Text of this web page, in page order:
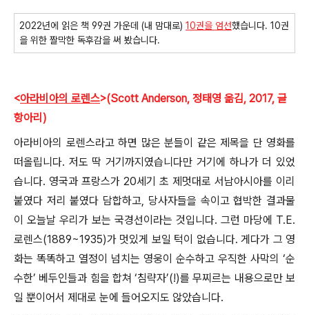
2022년에 읽은 책 99권 가운데 (내 맘대로) 10권을 엄선했습니다. 10권
을 위한 짤막한 독후감을 써 봤습니다.
<아라비아의 로렌스>(Scott Anderson, 정태영 옮김, 2017, 글
항아리)
아라비아의 로렌스라고 하면 많은 분들이 같은 제목을 단 영화를
떠올립니다. 저도 딱 거기까지였습니다만 거기에 하나가 더 있었
습니다. 영국과 프랑스가 20세기 초 제멋대로 서남아시아를 이리
붙였다 저리 붙였다 담합하고, 당사자들을 속이고 협박한 결과물
이 오늘날 우리가 보는 국경선이라는 것입니다. 그런 마당에 T.E.
로렌스(1889~1935)가 멋있게 보일 턱이 없습니다. 게다가 그 영
화는 똑똑하고 열정이 넘치는 영웅이 순수하고 우직한 사막의 ‘순
수한’ 베두인들과 힘을 합쳐 ‘침략자’(!)를 무찌르는 내용으로만 보
일 뿐이어서 제대로 눈에 들어오지도 않았습니다.